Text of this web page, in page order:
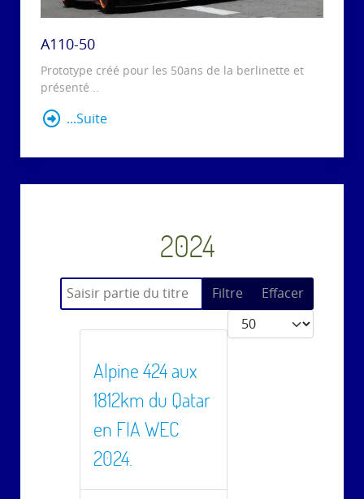
A110-50
Prototype créé pour les 50ans de la berlinette et
présenté ..
...Suite
2024
Saisir partie du titre Filtre
Effacer
Afficher #
Alpine 424 aux
1812km du Qatar
en FIA WEC
2024.